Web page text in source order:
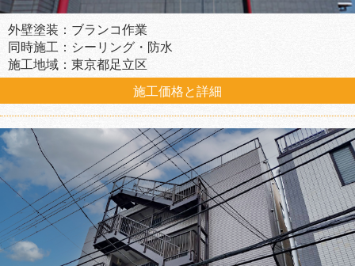
外壁塗装：ブランコ作業
同時施工：シーリング・防水
施工地域：東京都足立区
施工価格と詳細